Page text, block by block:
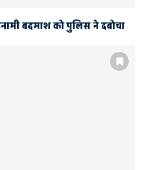
बदमाश को पुलिस ने दबोचा